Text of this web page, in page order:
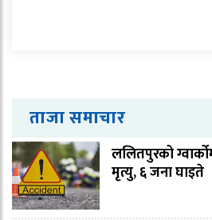
ताजा समाचार
ललितपुरको
मृत्यु, ६ जना घाइते